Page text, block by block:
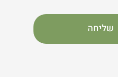
שליחה